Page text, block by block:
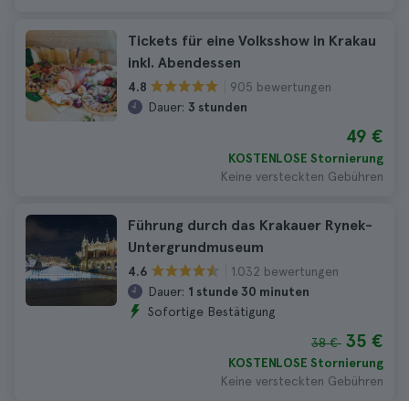
Tickets für eine Volksshow in Krakau
inkl. Abendessen
4.8
905 bewertungen
Dauer: 3 stunden
49 €
KOSTENLOSE Stornierung
Keine versteckten Gebühren
Führung durch das Krakauer Rynek-
Untergrundmuseum
4.6
1.032 bewertungen
Dauer: 1 stunde 30 minuten
Sofortige Bestätigung
38 € 35 €
KOSTENLOSE Stornierung
Keine versteckten Gebühren